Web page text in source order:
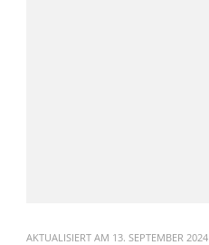
AKTUALISIERT AM 13. SEPTEMBER 2024